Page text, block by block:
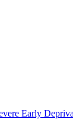
Early